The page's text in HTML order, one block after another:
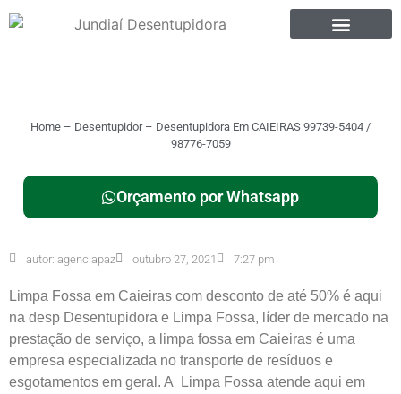
Home – Desentupidor– Desentupidora Em CAIEIRAS 99739-5404 /
98776-7059
Orçamento por Whatsapp
autor: agenciapaz outubro 27, 2021 7:27 pm
Limpa Fossa em Caieiras com desconto de até 50% é aqui
na desp Desentupidora e Limpa Fossa, líder de mercado na
prestação de serviço, a limpa fossa em Caieiras é uma
empresa especializada no transporte de resíduos e
esgotamentos em geral. A Limpa Fossa atende aqui em